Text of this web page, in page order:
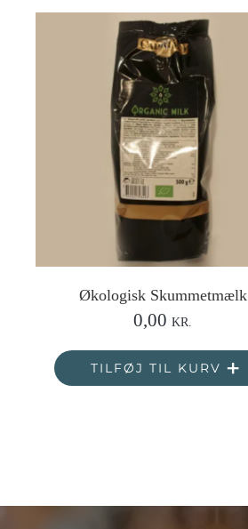
Økologisk Skummetmælk
0,00 KR.
TILFØJ TIL KURV